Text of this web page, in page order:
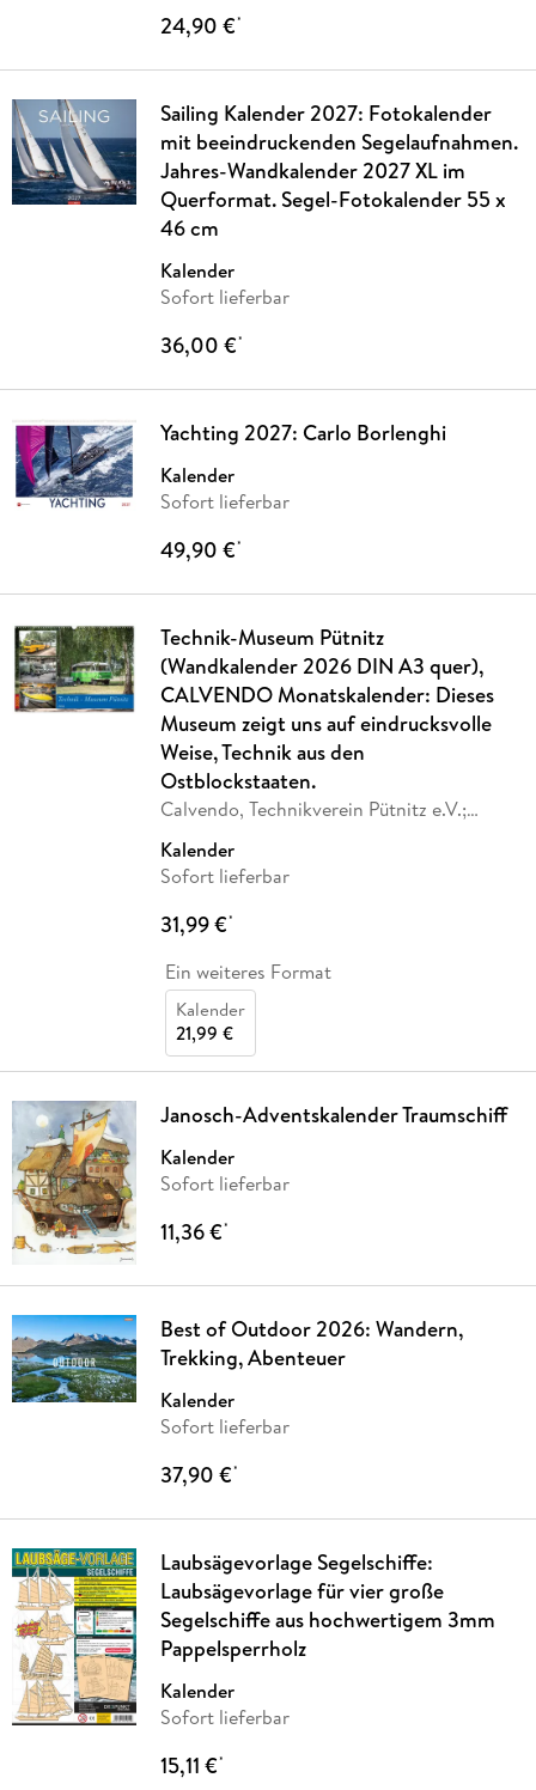
24,90 €*
Sailing Kalender 2027: Fotokalender
mit beeindruckenden Segelaufnahmen.
Jahres-Wandkalender 2027 XL im
Querformat. Segel-Fotokalender 55 x
46 cm
Kalender
Sofort lieferbar
36,00 €*
Yachting 2027: Carlo Borlenghi
Kalender
Sofort lieferbar
49,90 €*
Technik-Museum Pütnitz
(Wandkalender 2026 DIN A3 quer),
CALVENDO Monatskalender: Dieses
Museum zeigt uns auf eindrucksvolle
Weise, Technik aus den
Ostblockstaaten.
Calvendo, Technikverein Pütnitz e.V.;…
Kalender
Sofort lieferbar
31,99 €*
Ein weiteres Format
Kalender
21,99 €
Janosch-Adventskalender Traumschiff
Kalender
Sofort lieferbar
11,36 €*
Best of Outdoor 2026: Wandern,
Trekking, Abenteuer
Kalender
Sofort lieferbar
37,90 €*
Laubsägevorlage Segelschiffe:
Laubsägevorlage für vier große
Segelschiffe aus hochwertigem 3mm
Pappelsperrholz
Kalender
Sofort lieferbar
15,11 €*